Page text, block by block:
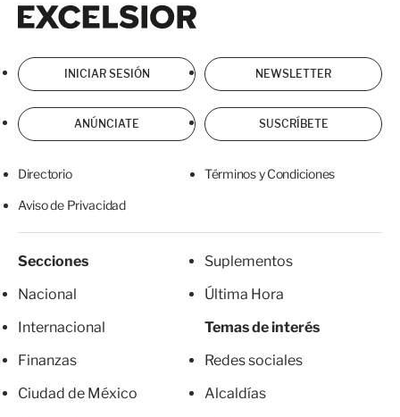
INICIAR SESIÓN NEWSLETTER
ANÚNCIATE SUSCRÍBETE
Directorio Términos y Condiciones
Aviso de Privacidad
Secciones
Nacional
Internacional
Finanzas
Ciudad de México
Suplementos
Última Hora
Temas de interés
Redes sociales
Alcaldías